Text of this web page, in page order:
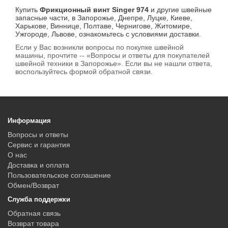
Купить Фрикционный винт Singer 974 и другие швейные
запасные части, в Запорожье, Днепре, Луцке, Киеве,
Харькове, Виннице, Полтаве, Чернигове, Житомире,
Ужгороде, Львове, ознакомьтесь с условиями доставки.
Если у Вас возникли вопросы по покупке швейной
машины, прочтите -- «Вопросы и ответы для покупателей
швейной техники в Запорожье». Если вы не нашли ответа,
воспользуйтесь формой обратной связи.
Информация
Вопросы и ответы
Сервис и гарантия
О нас
Доставка и оплата
Пользовательское соглашение
Обмен/Возврат
Служба поддержки
Обратная связь
Возврат товара